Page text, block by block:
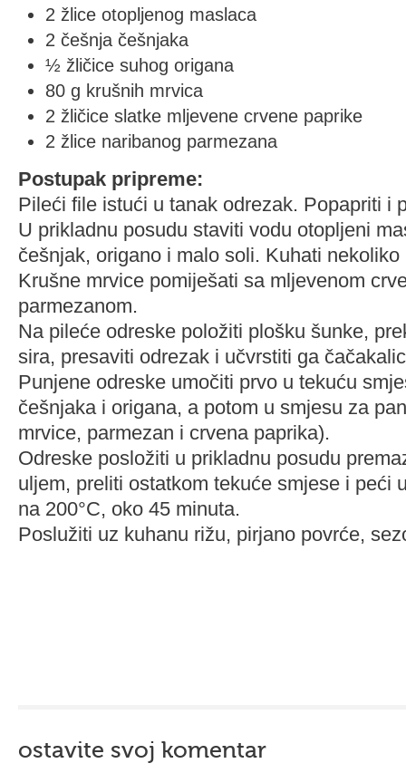
2 žlice otopljenog maslaca
2 češnja češnjaka
½ žličice suhog origana
80 g krušnih mrvica
2 žličice slatke mljevene crvene paprike
2 žlice naribanog parmezana
Postupak pripreme:
Pileći file istući u tanak odrezak. Popapriti i
U prikladnu posudu staviti vodu otopljeni
češnjak, origano i malo soli. Kuhati nekoliko
Krušne mrvice pomiješati sa mljevenom
parmezanom.
Na pileće odreske položiti plošku šunke,
sira, presaviti odrezak i učvrstiti ga
Punjene odreske umočiti prvo u tekuću
češnjaka i origana, a potom u smjesu za
mrvice, parmezan i crvena paprika).
Odreske posložiti u prikladnu posudu
uljem, preliti ostatkom tekuće smjese i peći
na 200°C, oko 45 minuta.
Poslužiti uz kuhanu rižu, pirjano povrće,
ostavite svoj komentar